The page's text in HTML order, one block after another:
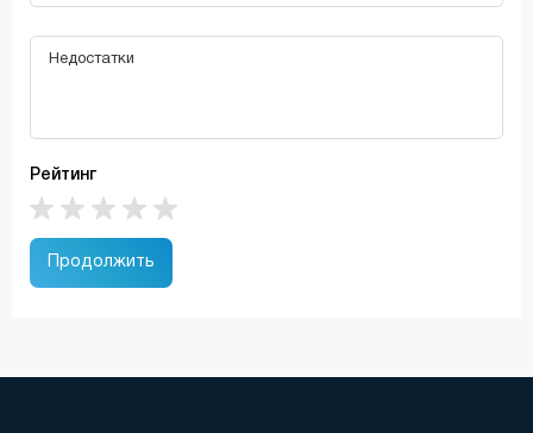
Рейтинг
Продолжить